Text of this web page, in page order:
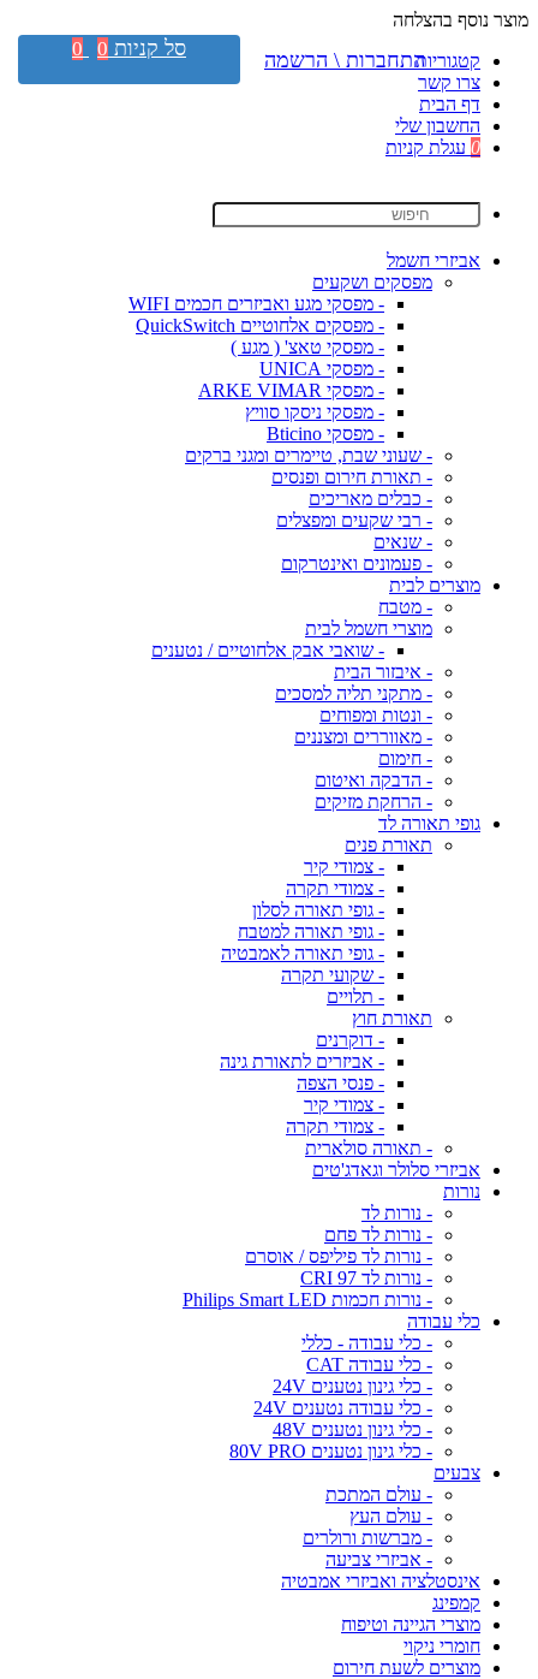
מוצר נוסף בהצלחה
קטגוריות
צרו קשר
דף הבית
החשבון שלי
0 עגלת קניות
אביזרי חשמל
מפסקים ושקעים
- מפסקי מגע ואביזרים חכמים WIFI
- מפסקים אלחוטיים QuickSwitch
- מפסקי טאצ' ( מגע )
- מפסקי UNICA
- מפסקי ARKE VIMAR
- מפסקי ניסקו סוויץ
- מפסקי Bticino
- שעוני שבת, טיימרים ומגני ברקים
- תאורת חירום ופנסים
- כבלים מאריכים
- רבי שקעים ומפצלים
- שנאים
- פעמונים ואינטרקום
מוצרים לבית
- מטבח
מוצרי חשמל לבית
- שואבי אבק אלחוטיים / נטענים
- איבזור הבית
- מתקני תליה למסכים
- ונטות ומפוחים
- מאווררים ומצננים
- חימום
- הדבקה ואיטום
- הרחקת מזיקים
גופי תאורה לד
תאורת פנים
- צמודי קיר
- צמודי תקרה
- גופי תאורה לסלון
- גופי תאורה למטבח
- גופי תאורה לאמבטיה
- שקועי תקרה
- תלויים
תאורת חוץ
- דוקרנים
- אביזרים לתאורת גינה
- פנסי הצפה
- צמודי קיר
- צמודי תקרה
- תאורה סולארית
אביזרי סלולר וגאדג'טים
נורות
- נורות לד
- נורות לד פחם
- נורות לד פיליפס / אוסרם
- נורות לד CRI 97
- נורות חכמות Philips Smart LED
כלי עבודה
- כלי עבודה - כללי
- כלי עבודה CAT
- כלי גינון נטענים 24V
- כלי עבודה נטענים 24V
- כלי גינון נטענים 48V
- כלי גינון נטענים 80V PRO
צבעים
- עולם המתכת
- עולם העץ
- מברשות ורולרים
- אביזרי צביעה
אינסטלציה ואביזרי אמבטיה
קמפינג
מוצרי הגיינה וטיפוח
חומרי ניקוי
מוצרים לשעת חירום
התחברות \ הרשמה סל קניות 0
0